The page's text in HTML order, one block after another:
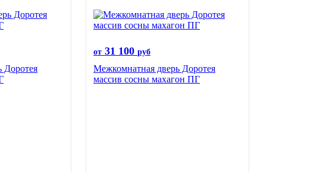
Доротея
от 31 100 руб
Межкомнатная дверь Доротея
массив сосны махагон ПГ